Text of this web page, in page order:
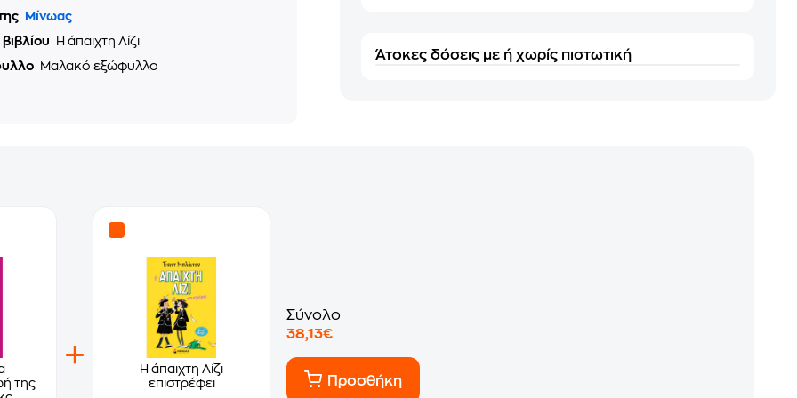
Μίνωας
Η άπαιχτη Λίζι
Μαλακό εξώφυλλο
Άτοκες δόσεις με ή χωρίς πιστωτική
της
Η άπαιχτη Λίζι
επιστρέφει
Σύνολο
38,13€
Προσθήκη